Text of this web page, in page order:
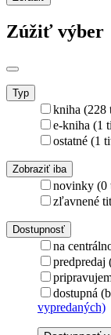
Zúžiť výber
Typ
kniha (228
e-kniha (1
ostatné (1
Zobraziť iba
novinky (0
zľavnené
Dostupnosť
na
predpredaj
dostupná
vypredaných)